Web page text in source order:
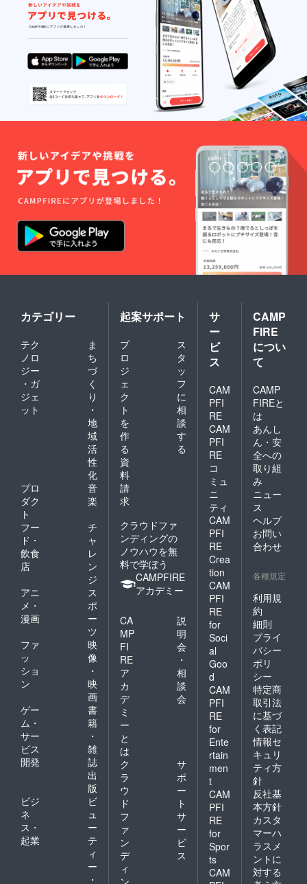
カテゴリー
テク
ノロ
ジー
・ガ
ジェ
ット
ま
ち
づ
く
り
・
地
域
活
性
化
プロ
ダク
ト
音
楽
フー
ド・
飲食
店
チ
ャ
レ
ン
ジ
アニ
メ・
漫画
ス
ポ
ー
ツ
ファ
ッ
ショ
ン
映
像
・
映
画
ゲー
ム・
サー
ビス
開発
書
籍
・
雑
誌
出
版
ビジ
ネ
ス・
起業
ビ
ュ
ー
テ
ィ
ー
・
起案サポート
プ
ロ
ジ
ェ
ク
ト
を
作
る
ス
タ
ッ
フ
に
相
談
す
る
資
料
請
求
クラウドファ
ンディングの
ノウハウを無
料で学ぼう
CAMPFIRE
アカデミー
CA
MP
FI
RE
ア
カ
デ
ミ
ー
と
は
説
明
会
・
相
談
会
ク
ラ
ウ
ド
フ
ァ
ン
デ
ィ
ン
サ
ポ
ー
ト
サ
ー
ビ
ス
サ
ー
ビ
ス
CAM
PFI
RE
CAM
PFI
RE
コ
ミュ
ニ
ティ
CAM
PFI
RE
Crea
tion
CAM
PFI
RE
for
Soci
al
Goo
d
CAM
PFI
RE
for
Ente
rtain
men
t
CAM
PFI
RE
for
Spor
ts
CAM
CAMP
FIRE
につい
て
CAMP
FIREと
は
あんし
ん・安
全への
取り組
み
ニュー
ス
ヘルプ
お問い
合わせ
各種規定
利用規
約
細則
プライ
バシー
ポリ
シー
特定商
取引法
に基づ
く表記
情報セ
キュリ
ティ方
針
反社基
本方針
カスタ
マーハ
ラスメ
ントに
対する